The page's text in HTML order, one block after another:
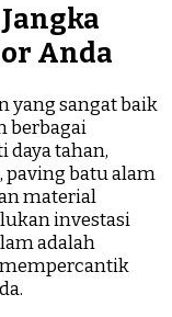
Anda
yang sangat baik
berbagai
daya tahan,
paving batu alam
material
investasi
adalah